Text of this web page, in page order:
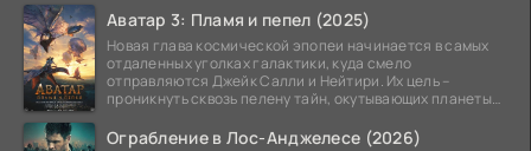
Аватар 3: Пламя и пепел (2025)
Новая глава космической эпопеи начинается в самых
отдаленных уголках галактики, куда смело
отправляются Джейк Салли и Нейтири. Их цель –
проникнуть сквозь пелену тайн, окутывающих планеты
Ограбление в Лос-Анджелесе (2026)